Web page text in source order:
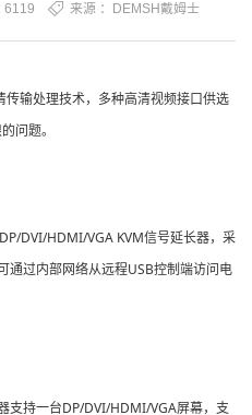
6119 来源 ：DEMSH戴姆士
输处理技术，多种高清视频接口供选
问题。
DP/DVI/HDMI/VGA KVM信号延长器，采
通过内部网络从远程USB控制端访问电
支持一台DP/DVI/HDMI/VGA屏幕，支